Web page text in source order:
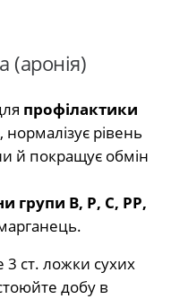
(аронія)
профілактики
нормалізує рівень
й покращує обмін
групи В, Р, С, РР,
3 ст. ложки сухих
добу в